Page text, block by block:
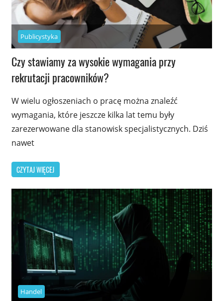
Publicystyka
Czy stawiamy za wysokie wymagania przy
rekrutacji pracowników?
W wielu ogłoszeniach o pracę można znaleźć
wymagania, które jeszcze kilka lat temu były
zarezerwowane dla stanowisk specjalistycznych. Dziś
nawet
CZYTAJ WIĘCEJ
Handel